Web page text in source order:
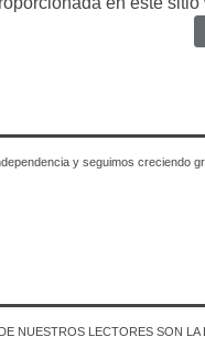
y seguimos creciendo
NUESTROS LECTORES SON LA